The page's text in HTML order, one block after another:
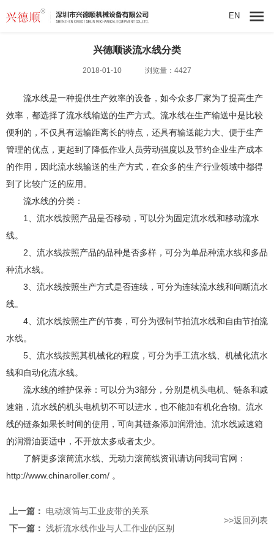
EN
兴德顺谈流水线分类
2018-01-10 浏览量：4427
流水线是一种提供生产效率的设备，如今众多厂家为了提高生产
效率，都选择了流水线输送的生产方式。流水线在生产输送中是比较
便利的，不仅具有运输距离长的特点，还具有输送能力大、便于生产
管理的优点，更起到了降低作业人员劳动强度以及节约企业生产成本
的作用，因此流水线输送的生产方式，在众多的生产行业领域中都得
到了比较广泛的应用。
流水线的分类：
1、流水线按照产品是否移动，可以分为固定流水线和移动流水
线。
2、流水线按照产品的品种是否多样，可分为单品种流水线和多品
种流水线。
3、流水线按照生产方式是否连续，可分为连续流水线和间断流水
线。
4、流水线按照生产的节奏，可分为强制节拍流水线和自由节拍流
水线。
5、流水线按照其机械化的程度，可分为手工流水线、机械化流水
线和自动化流水线。
流水线的维护保养：可以分为3部分，分别是机头电机、链条和减
速箱，流水线的机头电机切不可以进水，也不能加有机化合物。流水
线的链条如果长时间的使用，可向其链条添加润滑油。流水线减速箱
的润滑油要适中，不开放太多或者太少。
了解更多滚筒流水线、无动力滚筒线资讯请访问我司官网：
http://www.chinaroller.com/ 。
上一篇：
电动滚筒与工业皮带的关系
下一篇： 浅析流水线作业与人工作业的区别
>>返回列表